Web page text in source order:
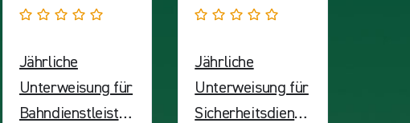
Jährliche
Unterweisung für
Bahndienstleistun
Jährliche
Unterweisung für
Sicherheitsdienst